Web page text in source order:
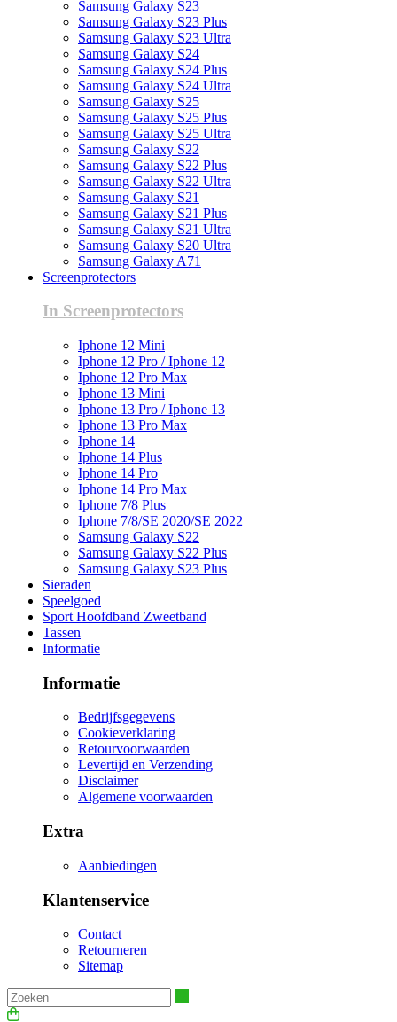
Samsung Galaxy S23
Samsung Galaxy S23 Plus
Samsung Galaxy S23 Ultra
Samsung Galaxy S24
Samsung Galaxy S24 Plus
Samsung Galaxy S24 Ultra
Samsung Galaxy S25
Samsung Galaxy S25 Plus
Samsung Galaxy S25 Ultra
Samsung Galaxy S22
Samsung Galaxy S22 Plus
Samsung Galaxy S22 Ultra
Samsung Galaxy S21
Samsung Galaxy S21 Plus
Samsung Galaxy S21 Ultra
Samsung Galaxy S20 Ultra
Samsung Galaxy A71
Screenprotectors
In Screenprotectors
Iphone 12 Mini
Iphone 12 Pro / Iphone 12
Iphone 12 Pro Max
Iphone 13 Mini
Iphone 13 Pro / Iphone 13
Iphone 13 Pro Max
Iphone 14
Iphone 14 Plus
Iphone 14 Pro
Iphone 14 Pro Max
Iphone 7/8 Plus
Iphone 7/8/SE 2020/SE 2022
Samsung Galaxy S22
Samsung Galaxy S22 Plus
Samsung Galaxy S23 Plus
Sieraden
Speelgoed
Sport Hoofdband Zweetband
Tassen
Informatie
Informatie
Bedrijfsgegevens
Cookieverklaring
Retourvoorwaarden
Levertijd en Verzending
Disclaimer
Algemene voorwaarden
Extra
Aanbiedingen
Klantenservice
Contact
Retourneren
Sitemap